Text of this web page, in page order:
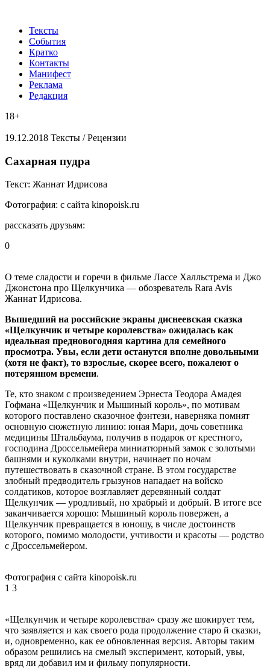
Тексты
События
Кратко
Контакты
Манифест
Реклама
Редакция
18+
19.12.2018 Тексты /Рецензии
​Сахарная пудра
Текст: Жаннат Идрисова
Фотография: с сайта kinopoisk.ru
рассказать друзьям:
0
О теме сладости и горечи в фильме Лассе Халльстрема и Джо
Джонстона про Щелкунчика — обозреватель Rara Avis
Жаннат Идрисова.
Вышедший на российские экраны диснеевская сказка
«Щелкунчик и четыре королевства» ожидалась как
идеальная предновогодняя картина для семейного
просмотра. Увы, если дети останутся вполне довольными
(хотя не факт), то взрослые, скорее всего, пожалеют о
потерянном времени.
Те, кто знаком с произведением Эрнеста Теодора Амадея
Гофмана «Щелкунчик и Мышиный король», по мотивам
которого поставлено сказочное фэнтези, наверняка помнят
основную сюжетную линию: юная Мари, дочь советника
медицины Штальбаума, получив в подарок от крестного,
господина Дроссельмейера миниатюрный замок с золотыми
башнями и куколками внутри, начинает по ночам
путешествовать в сказочной стране. В этом государстве
злобный предводитель грызунов нападает на войско
солдатиков, которое возглавляет деревянный солдат
Щелкунчик — уродливый, но храбрый и добрый. В итоге все
заканчивается хорошо: Мышиный король повержен, а
Щелкунчик превращается в юношу, в числе достоинств
которого, помимо молодости, учтивости и красоты — родство
с Дроссельмейером.
Фотография с сайта kinopoisk.ru
1 3
«Щелкунчик и четыре королевства» сразу же шокирует тем,
что заявляется и как своего рода продолжение старо й сказки,
и, одновременно, как ее обновленная версия. Авторы таким
образом решились на смелый эксперимент, который, увы,
вряд ли добавил им и фильму популярности.